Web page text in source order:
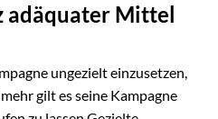
adäquater Mittel
ungezielt einzusetzen,
gilt es seine Kampagne